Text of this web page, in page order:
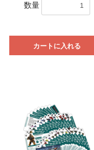
数量
カートに入れる